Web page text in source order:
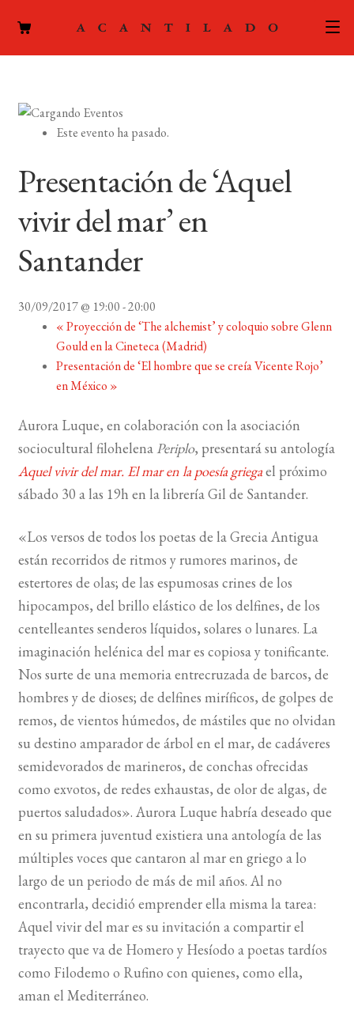
PODCAST
LA EDITORIAL
CONTACTO
MI CUENTA
LISTA DE LIBROS
Este evento ha pasado.
Presentación de ‘Aquel
vivir del mar’ en
Santander
30/09/2017 @ 19:00-20:00
«Proyección de ‘The alchemist’ y coloquio sobre Glenn
Gould en la Cineteca (Madrid)
Presentación de ‘El hombre que se creía Vicente Rojo’
en México »
Aurora Luque, en colaboración con la asociación
sociocultural filohelena Periplo, presentará su antología
Aquel vivir del mar. El mar en la poesía griegael próximo
sábado 30 a las 19h en la librería Gil de Santander.
«Los versos de todos los poetas de la Grecia Antigua
están recorridos de ritmos y rumores marinos, de
estertores de olas; de las espumosas crines de los
hipocampos, del brillo elástico de los delfines, de los
centelleantes senderos líquidos, solares o lunares. La
imaginación helénica del mar es copiosa y tonificante.
Nos surte de una memoria entrecruzada de barcos, de
hombres y de dioses; de delfines miríficos, de golpes de
remos, de vientos húmedos, de mástiles que no olvidan
su destino amparador de árbol en el mar, de cadáveres
semidevorados de marineros, de conchas ofrecidas
como exvotos, de redes exhaustas, de olor de algas, de
puertos saludados». Aurora Luque habría deseado que
en su primera juventud existiera una antología de las
múltiples voces que cantaron al mar en griego a lo
largo de un periodo de más de mil años. Al no
encontrarla, decidió emprender ella misma la tarea:
Aquel vivir del mar es su invitación a compartir el
trayecto que va de Homero y Hesíodo a poetas tardíos
como Filodemo o Rufino con quienes, como ella,
aman el Mediterráneo.